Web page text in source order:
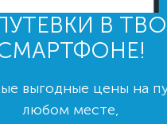
В
выгодные цены на
любом месте,